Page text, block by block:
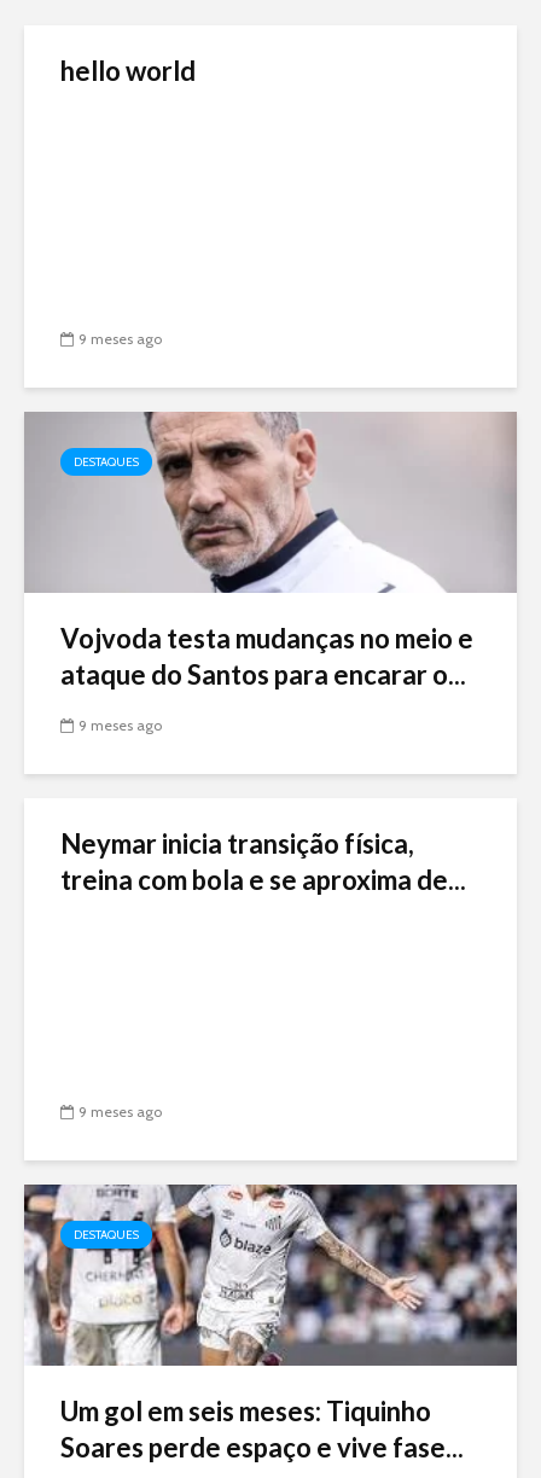
hello world
9 meses ago
DESTAQUES
Vojvoda testa mudanças no meio e
ataque do Santos para encarar o...
9 meses ago
Neymar inicia transição física,
treina com bola e se aproxima de...
9 meses ago
DESTAQUES
Um gol em seis meses: Tiquinho
Soares perde espaço e vive fase...